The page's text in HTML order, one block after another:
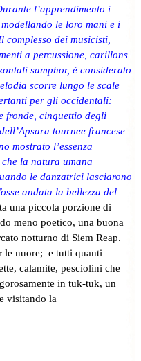
l’apprendimento i
le loro mani e i
dei musicisti,
a percussione, carillons
samphor, è considerato
scorre lungo le scale
per gli occidentali:
fronde, cinguettio degli
tournee francese
mostrato l’essenza
la natura umana
le danzatrici lasciarono
andata la bellezza del
una piccola porzione di
meno poetico, una buona
notturno di Siem Reap.
le nuore; e tutti quanti
calamite, pesciolini che
in tuk-tuk, un
visitando la